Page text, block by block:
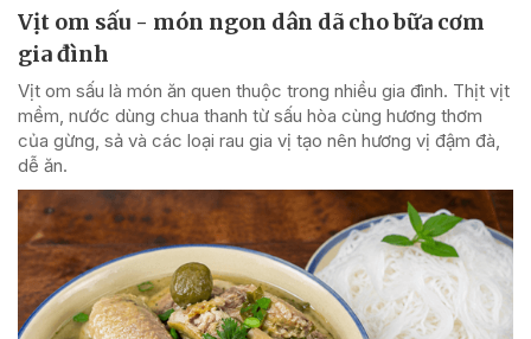
Vịt om sấu - món ngon dân dã cho bữa cơm
gia đình
Vịt om sấu là món ăn quen thuộc trong nhiều gia đình. Thịt vịt
mềm, nước dùng chua thanh từ sấu hòa cùng hương thơm
của gừng, sả và các loại rau gia vị tạo nên hương vị đậm đà,
dễ ăn.